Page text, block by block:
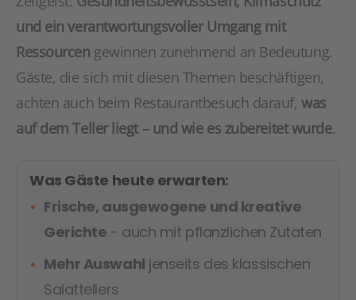
und ein verantwortungsvoller Umgang mit
Ressourcen gewinnen zunehmend an Bedeutung.
Gäste, die sich mit diesen Themen beschäftigen,
achten auch beim Restaurantbesuch darauf,was
auf dem Teller liegt – und wie es zubereitet wurde.
Was Gäste heute erwarten:
Frische, ausgewogene und kreative
Gerichte - auch mit pflanzlichen Zutaten
Mehr Auswahl jenseits des klassischen
Salattellers